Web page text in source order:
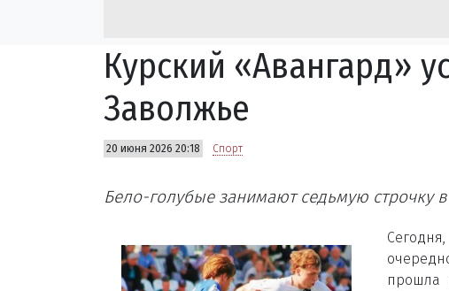
Курский «Авангард»
Заволжье
20 июня 2026 20:18 Спорт
Бело-голубые занимают седьмую строчку
прошла